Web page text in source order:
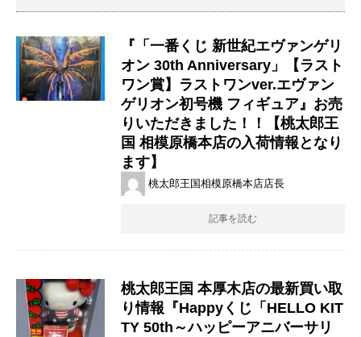
『「一番くじ 新世紀エヴァンゲリ
オン 30th Anniversary」【ラスト
ワン賞】ラストワンver.エヴァン
ゲリオン初号機 フィギュア』お売
りいただきました！！【桃太郎王
国 相模原橋本店の入荷情報となり
ます】
桃太郎王国相模原橋本店店長
記事を読む
桃太郎王国 本厚木店の最新買い取
り情報『Happyくじ「HELLO KIT
TY 50th～ハッピーアニバーサリ